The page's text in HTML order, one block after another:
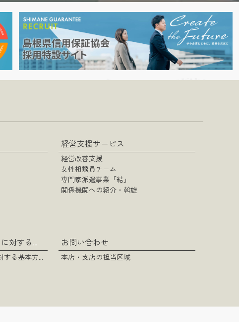
経営支援サービス
経営改善支援
女性相談員チーム
専門家派遣事業「結」
関係機関への紹介・斡旋
カスタマーハラスメントに対する基本方針
カスタマーハラスメントに対する基本方針
お問い合わせ
本店・支店の担当区域